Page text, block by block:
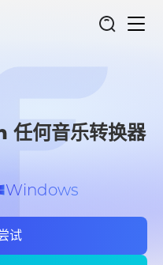
切
换
任何音乐转换器
Windows
试